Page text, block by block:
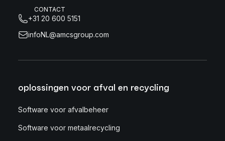
CONTACT
+31 20 600 5151
infoNL@amcsgroup.com
oplossingen voor afval en recycling
Software voor afvalbeheer
Software voor metaalrecycling